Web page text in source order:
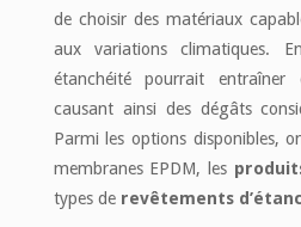
de choisir des matériaux
aux variations climatiques.
étanchéité pourrait entraîner
causant ainsi des dégâts
Parmi les options disponibles,
membranes EPDM, les
types de revêtements